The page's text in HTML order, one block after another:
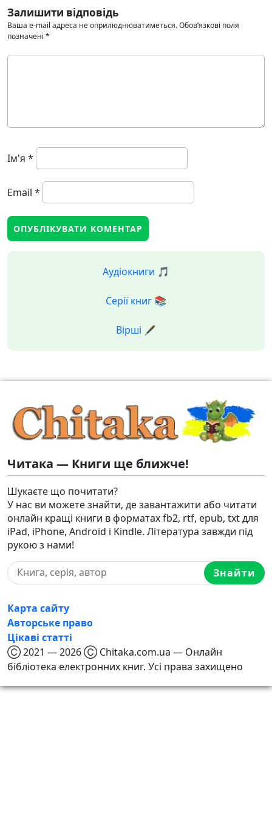
Залишити відповідь
Ваша e-mail адреса не оприлюднюватиметься.Обов’язкові поля
позначені *
Ім'я *
Email *
Аудіокниги 🎵
Серії книг 📚
Вірші 🖋️
Читака — Книги ще ближче!
Шукаєте що почитати?
У нас ви можете знайти, де завантажити або читати
онлайн кращі книги в форматах fb2, rtf, epub, txt для
iPad, iPhone, Android і Kindle. Література завжди під
рукою з нами!
Знайти
Карта сайту
Авторське право
Цікаві статті
Ⓒ 2021 — 2026 Ⓒ Chitaka.com.ua — Онлайн
бібліотека електронних книг. Усі права захищено